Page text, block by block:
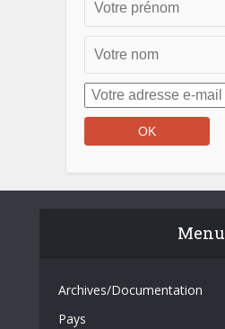
Menu
Archives/Documentation
Pays